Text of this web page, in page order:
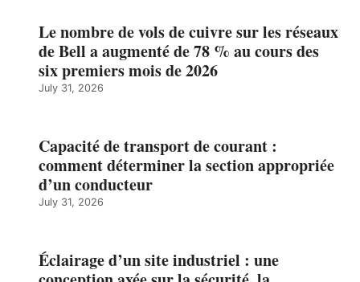
Le nombre de vols de cuivre sur les réseaux
de Bell a augmenté de 78 % au cours des
six premiers mois de 2026
July 31, 2026
Capacité de transport de courant :
comment déterminer la section appropriée
d’un conducteur
July 31, 2026
Éclairage d’un site industriel : une